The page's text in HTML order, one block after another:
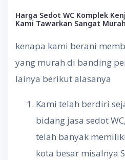
Harga Sedot WC Komplek
Kami Tawarkan Sangat Murah
kenapa kami berani
yang murah di banding
lainya berikut alasanya
Kami telah berdiri
bidang jasa sedot
telah banyak
kota besar misalnya